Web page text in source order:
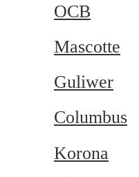
OCB
Mascotte
Guliwer
Columbus
Korona